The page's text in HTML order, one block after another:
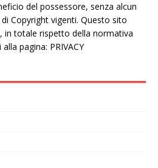
del possessore, senza alcun
Copyright vigenti. Questo sito
in totale rispetto della normativa
pagina: PRIVACY